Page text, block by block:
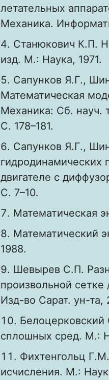
летательных
Механика.
Станюкович К.П.
изд. М.: Наука, 1971.
Сапунков Я.Г.,
Математическая
Mеханика: Сб. науч.
С. 178–181.
Сапунков Я.Г.,
гидродинамических
двигателе с
С. 7–10.
Математическая
Математический
1988.
Шевырев С.П.
произвольной
Изд-во Сарат. ун-
сплошных сред. М.:
Фихтенгольц
исчисления. М.: